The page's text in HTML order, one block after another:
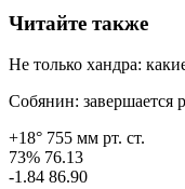
Читайте также
Не только хандра:
Собянин: завершается
+18° 755 мм рт. ст.
73% 76.13
-1.84 86.90